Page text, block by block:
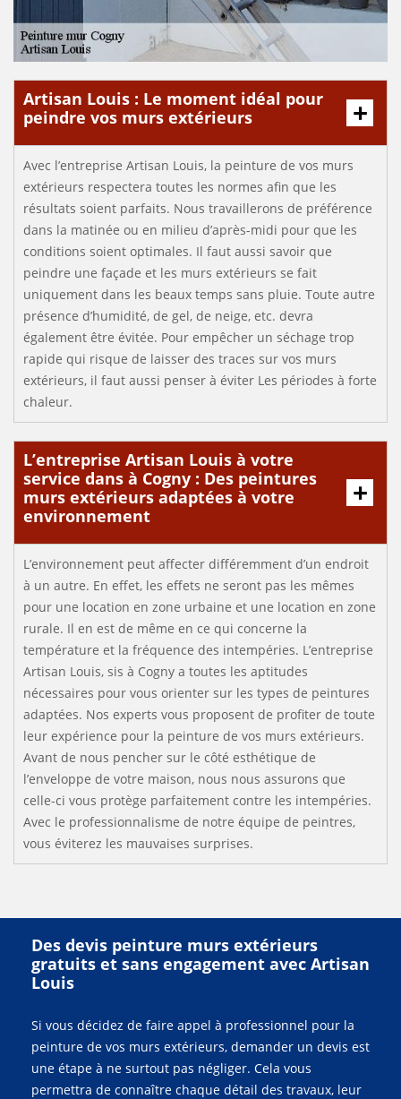
Artisan Louis : Le moment idéal pour
peindre vos murs extérieurs
Avec l’entreprise Artisan Louis, la peinture de vos murs
extérieurs respectera toutes les normes afin que les
résultats soient parfaits. Nous travaillerons de préférence
dans la matinée ou en milieu d’après-midi pour que les
conditions soient optimales. Il faut aussi savoir que
peindre une façade et les murs extérieurs se fait
uniquement dans les beaux temps sans pluie. Toute autre
présence d’humidité, de gel, de neige, etc. devra
également être évitée. Pour empêcher un séchage trop
rapide qui risque de laisser des traces sur vos murs
extérieurs, il faut aussi penser à éviter Les périodes à forte
chaleur.
L’entreprise Artisan Louis à votre
service dans à Cogny : Des peintures
murs extérieurs adaptées à votre
environnement
L’environnement peut affecter différemment d’un endroit
à un autre. En effet, les effets ne seront pas les mêmes
pour une location en zone urbaine et une location en zone
rurale. Il en est de même en ce qui concerne la
température et la fréquence des intempéries. L’entreprise
Artisan Louis, sis à Cogny a toutes les aptitudes
nécessaires pour vous orienter sur les types de peintures
adaptées. Nos experts vous proposent de profiter de toute
leur expérience pour la peinture de vos murs extérieurs.
Avant de nous pencher sur le côté esthétique de
l’enveloppe de votre maison, nous nous assurons que
celle-ci vous protège parfaitement contre les intempéries.
Avec le professionnalisme de notre équipe de peintres,
vous éviterez les mauvaises surprises.
Des devis peinture murs extérieurs
gratuits et sans engagement avec Artisan
Louis
Si vous décidez de faire appel à professionnel pour la
peinture de vos murs extérieurs, demander un devis est
une étape à ne surtout pas négliger. Cela vous
permettra de connaître chaque détail des travaux, leur